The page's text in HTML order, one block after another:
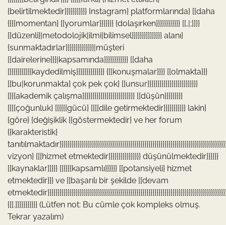
{belirtilmektedir}}}}}}]}}}} Instagram} platformlarında} [[daha
{{{{momentan} [[yorumlar}}}}}}} {dolaşırken}}}}}}}}}}}} [[,|;]]}}
[[düzenli}|metodolojik|ilmi|bilimsel}}}}}}}]]]]}}}} alanı}
{sunmaktadırlar}}}}}}}}}}}}}}|müşteri
[[dairelerine}}}|kapsamında}}}}}}}}}}}} [[daha
[[{{{{{{[[{{kaydedilmiş}}}}}}}}}}}}}} {[[konuşmalar}}}} [[olmakta}}}
[[bu|korunmakta} çok pek çok} [[unsur}}}}}}}}}}}}}}}}}}}}}}}}}
[[{{akademik çalışma}}}}}}}}}}}}}}}}}}}}}}}}}} [[düşün}}}}}}}}}
[[[[çoğunluk} [[{{{{gücü} [[[[dile getirmektedir}}}}}}}}}}} lakin}
{göre} {değişiklik {{göstermektedir} ve her forum
{{karakteristik}
vizyon} {[[hizmet etmektedir]}}}}}}}}}}}}}}} düşünülmektedir}}}}}}
[[kaynaklar]]}}} [[{{{{kapsamlı}}}}}} [[potansiyeli} hizmet
etmektedir}}} ve [[başarılı bir şekilde [[devam
{[[.]]}}}}}}}}} (Lütfen not: Bu cümle çok kompleks olmuş.
Tekrar yazalım)